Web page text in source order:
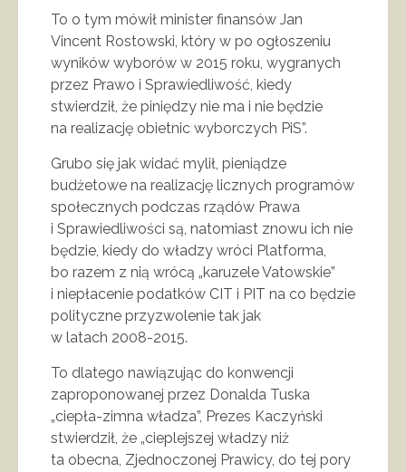
To o tym mówił minister finansów Jan
Vincent Rostowski, który w po ogłoszeniu
wyników wyborów w 2015 roku, wygranych
przez Prawo i Sprawiedliwość, kiedy
stwierdził, że piniędzy nie ma i nie będzie
na realizację obietnic wyborczych PiS”.
Grubo się jak widać mylił, pieniądze
budżetowe na realizację licznych programów
społecznych podczas rządów Prawa
i Sprawiedliwości są, natomiast znowu ich nie
będzie, kiedy do władzy wróci Platforma,
bo razem z nią wrócą „karuzele Vatowskie”
i niepłacenie podatków CIT i PIT na co będzie
polityczne przyzwolenie tak jak
w latach 2008-2015.
To dlatego nawiązując do konwencji
zaproponowanej przez Donalda Tuska
„ciepła-zimna władza”, Prezes Kaczyński
stwierdził, że „cieplejszej władzy niż
ta obecna, Zjednoczonej Prawicy, do tej pory